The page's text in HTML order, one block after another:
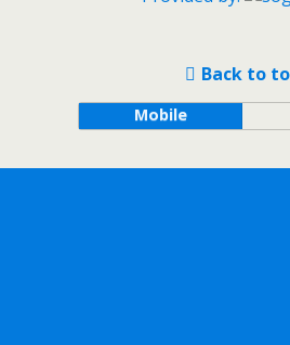
Back to
Mobile